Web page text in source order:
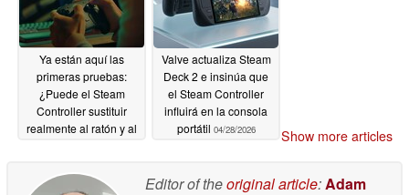
Ya están aquí las
primeras pruebas:
¿Puede el Steam
Controller sustituir
realmente al ratón y al
Valve actualiza Steam
Deck 2 e insinúa que
el Steam Controller
influirá en la consola
portátil 04/28/2026 Show more articles
Editor of theoriginal article: Adam